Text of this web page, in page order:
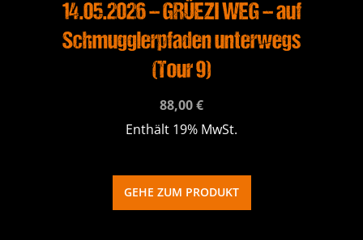
14.05.2026 – GRÜEZI WEG – auf
Schmugglerpfaden unterwegs
(Tour 9)
88,00€
Enthält 19% MwSt.
GEHE ZUM PRODUKT